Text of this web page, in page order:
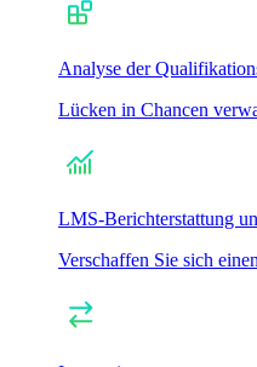
Analyse der
Lücken in Chancen
LMS-Berichterstattung
Verschaffen Sie sich